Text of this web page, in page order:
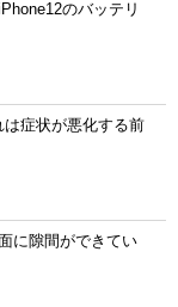
のバッテリ
は症状が悪化する前
に隙間ができてい